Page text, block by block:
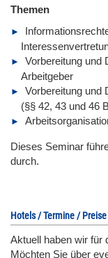
Themen
Vorbereitung und
Arbeitgeber
Vorbereitung und
(§§ 42, 43 und 46
Dieses Seminar
durch.
Hotels / Termine / Preise
Aktuell haben wir für
Möchten Sie über